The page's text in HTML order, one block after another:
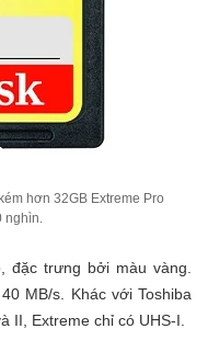
hơn 32GB Extreme Pro
, đặc trưng bởi màu vàng.
MB/s. Khác với Toshiba
II, Extreme chỉ có UHS-I.